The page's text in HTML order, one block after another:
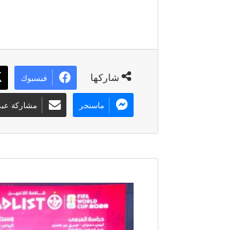
شاركها فيسبوك
ماسنجر مشاركة